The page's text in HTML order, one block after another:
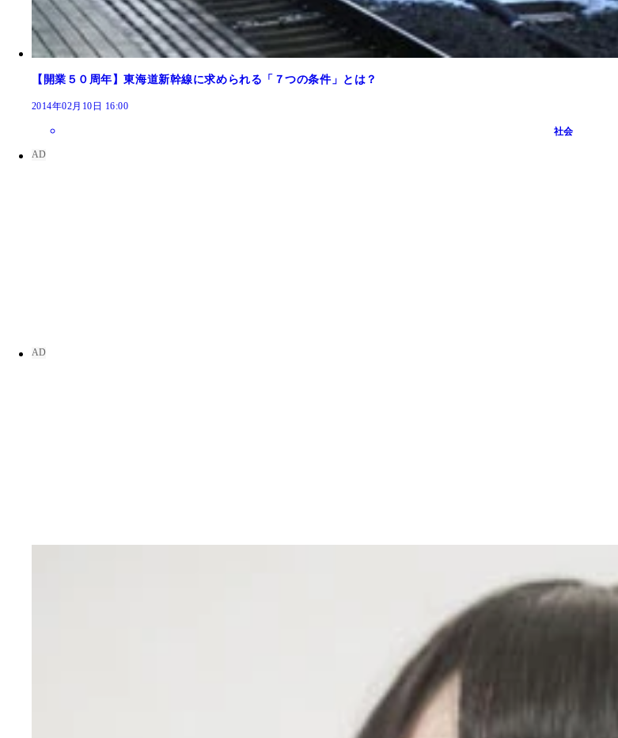
【開業５０周年】東海道新幹線に求められる「７つの条件」とは？
2014年02月10日 16:00
社会